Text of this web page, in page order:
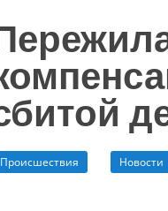
Происшествия Новости